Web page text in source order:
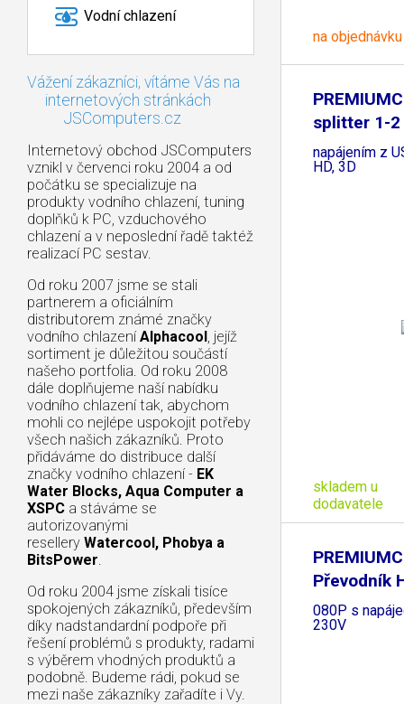
Vodní chlazení
Vážení zákazníci, vítáme Vás na
internetových stránkách
JSComputers.cz
Internetový obchod JSComputers
vznikl v červenci roku 2004 a od
počátku se specializuje na
produkty vodního chlazení, tuning
doplňků k PC, vzduchového
chlazení a v neposlední řadě taktéž
realizací PC sestav.
Od roku 2007 jsme se stali
partnerem a oficiálním
distributorem známé značky
vodního chlazení Alphacool, jejíž
sortiment je důležitou součástí
našeho portfolia. Od roku 2008
dále doplňujeme naší nabídku
vodního chlazení tak, abychom
mohli co nejlépe uspokojit potřeby
všech našich zákazníků. Proto
přidáváme do distribuce další
značky vodního chlazení - EK
Water Blocks, Aqua Computer a
XSPC a stáváme se
autorizovanými
resellery Watercool, Phobya a
BitsPower.
Od roku 2004 jsme získali tisíce
spokojených zákazníků, především
díky nadstandardní podpoře při
řešení problémů s produkty, radami
s výběrem vhodných produktů a
podobně. Budeme rádi, pokud se
mezi naše zákazníky zařadíte i Vy.
na objednávku
splitter 1-2
napájením z
HD, 3D
skladem u
dodavatele
Převodník
SCART
080P s
230V